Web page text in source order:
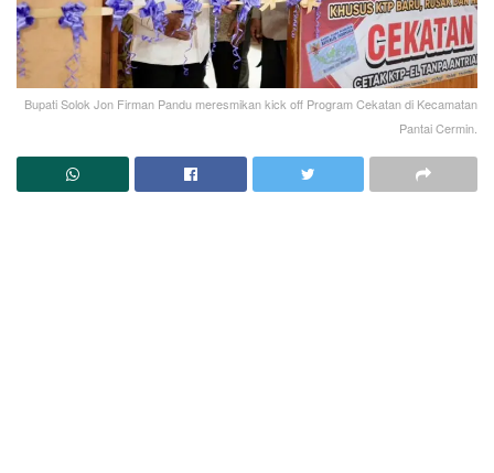
Bupati Solok Jon Firman Pandu meresmikan kick off Program Cekatan di Kecamatan
Pantai Cermin.